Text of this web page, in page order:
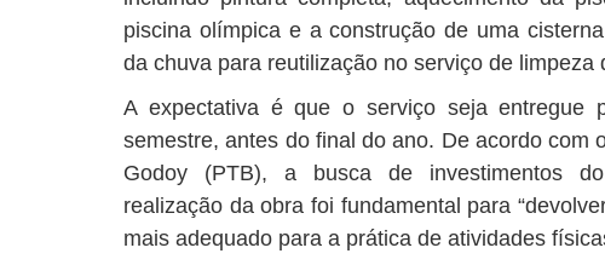
piscina olímpica e a construção de uma
da chuva para reutilização no serviço de limpeza
A expectativa é que o serviço seja entregue
semestre, antes do final do ano. De acordo com
Godoy (PTB), a busca de investimentos
realização da obra foi fundamental para
mais adequado para a prática de atividades